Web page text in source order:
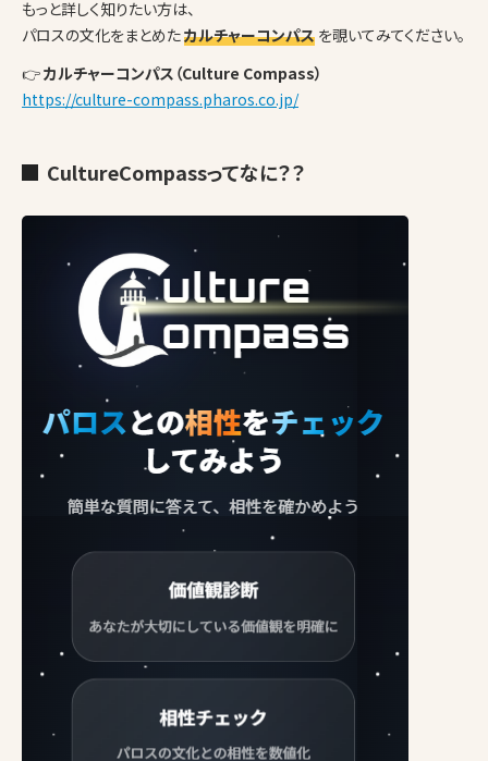
もっと詳しく知りたい方は、
パロスの文化をまとめたカルチャーコンパス を覗いてみてください。
👉カルチャーコンパス（Culture Compass）
https://culture-compass.pharos.co.jp/
CultureCompassってなに？？